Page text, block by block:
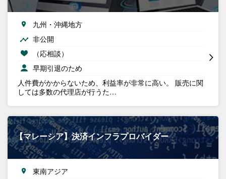
九州・沖縄地方
非公開
（応相談）
早期引退のため
人件費がかからないため、利益率が非常に高い。 販売に関
しては多数の代理店が行うた…
【マレーシア】決済インフラプロバイダー
東南アジア